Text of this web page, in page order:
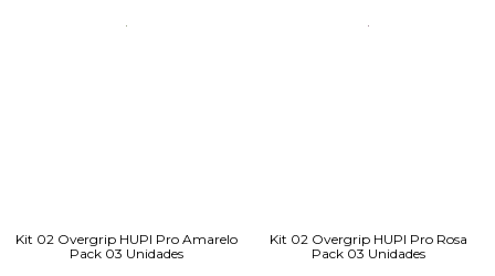
Kit 02 Overgrip HUPI Pro Amarelo
Pack 03 Unidades
Kit 02 Overgrip HUPI Pro Rosa
Pack 03 Unidades